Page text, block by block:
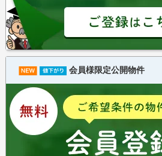
会員様限定公開物件